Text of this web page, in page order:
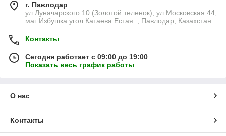
г. Павлодар
ул.Луначарского 10 (Золотой теленок), ул.Московская 44,
маг Избушка угол Катаева Естая. , Павлодар, Казахстан
Контакты
Сегодня работает с 09:00 до 19:00
Показать весь график работы
О нас
Контакты